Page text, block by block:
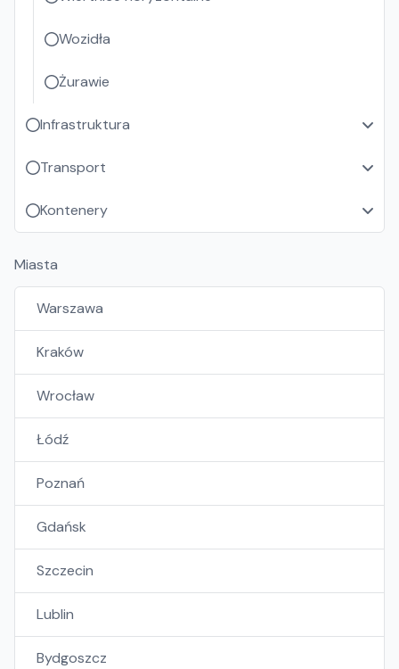
Wozidła
Żurawie
Infrastruktura
Transport
Kontenery
Miasta
Warszawa
Kraków
Wrocław
Łódź
Poznań
Gdańsk
Szczecin
Lublin
Bydgoszcz